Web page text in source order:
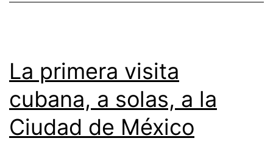
La primera visita
cubana, a solas, a la
Ciudad de México